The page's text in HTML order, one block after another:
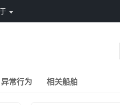
异常行为 相关船舶